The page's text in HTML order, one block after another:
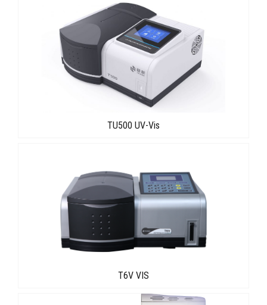
TU500 UV-Vis
T6V VIS